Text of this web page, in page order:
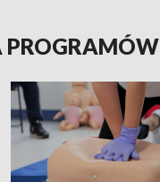
PROGRAMÓW